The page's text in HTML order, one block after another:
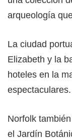
arqueología
La ciudad
Elizabeth y la
hoteles en la
espectaculares.
Norfolk
el Jardín